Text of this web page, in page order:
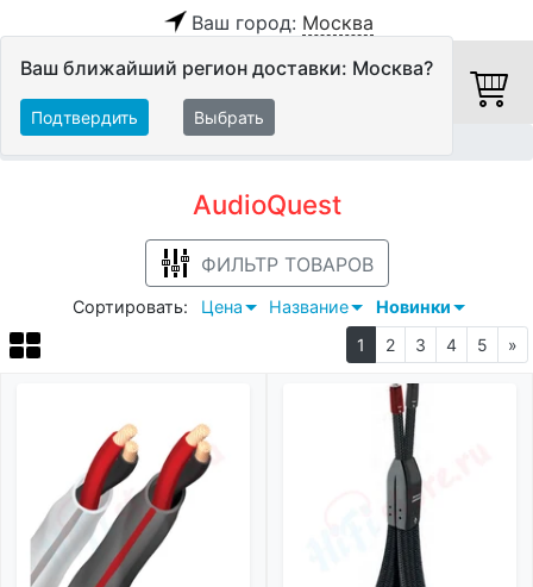
Ваш город: Москва
Ваш ближайший регион доставки: Москва?
Подтвердить Выбрать
AudioQuest
ФИЛЬТР ТОВАРОВ
Сортировать: Цена Название
Новинки
1
2 3 4 5 »